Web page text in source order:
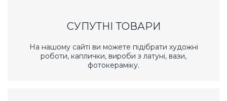
СУПУТНІ ТОВАРИ
На нашому сайті ви можете підібрати художні
роботи, каплички, вироби з латуні, вази,
фотокераміку.